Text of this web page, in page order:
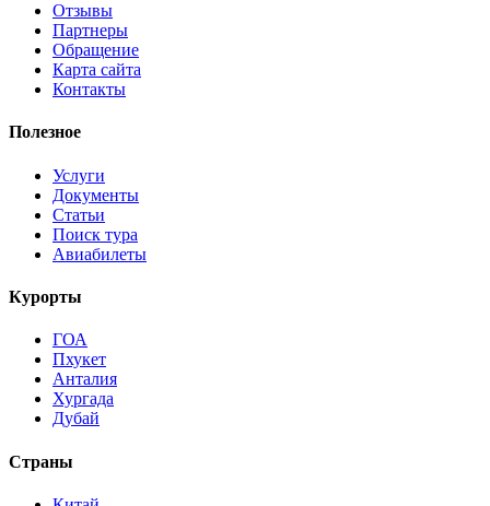
Отзывы
Партнеры
Обращение
Карта сайта
Контакты
Полезное
Услуги
Документы
Статьи
Поиск тура
Авиабилеты
Курорты
ГОА
Пхукет
Анталия
Хургада
Дубай
Страны